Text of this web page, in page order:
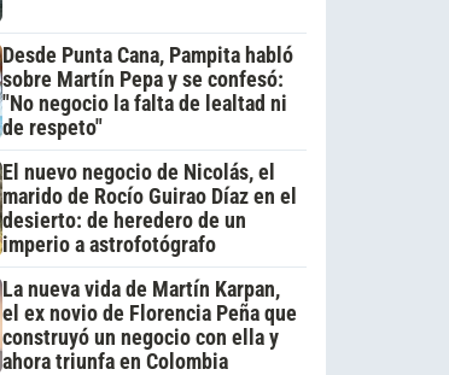
Desde Punta Cana, Pampita habló
sobre Martín Pepa y se confesó:
"No negocio la falta de lealtad ni
de respeto"
El nuevo negocio de Nicolás, el
marido de Rocío Guirao Díaz en el
desierto: de heredero de un
imperio a astrofotógrafo
La nueva vida de Martín Karpan,
el ex novio de Florencia Peña que
construyó un negocio con ella y
ahora triunfa en Colombia